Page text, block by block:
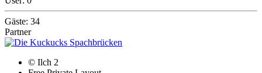
Gäste: 34
Partner
© Ilch 2